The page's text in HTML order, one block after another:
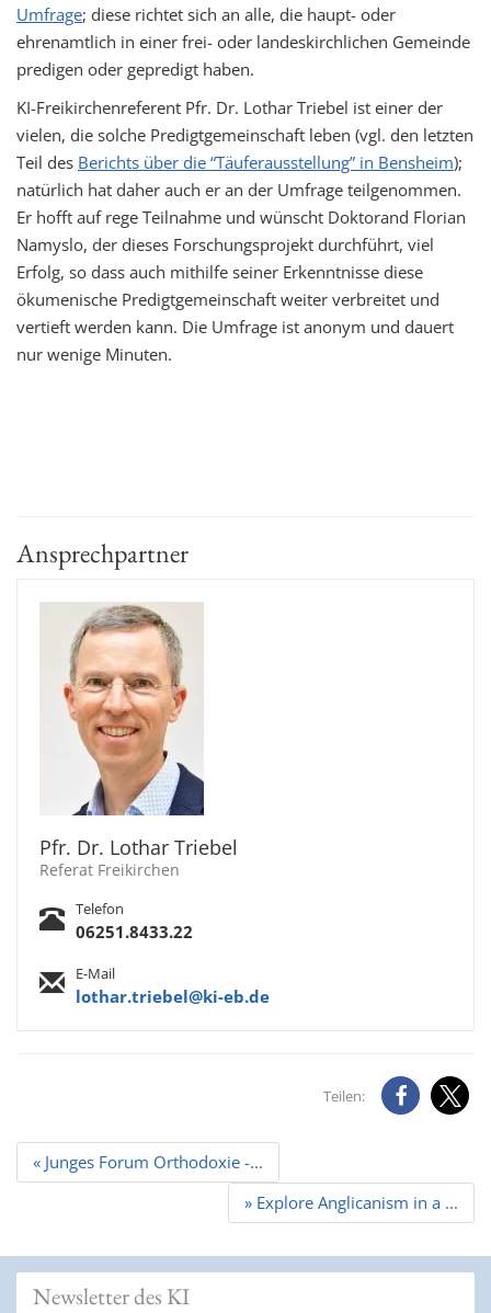
Umfrage; diese richtet sich an alle, die haupt- oder
ehrenamtlich in einer frei- oder landeskirchlichen Gemeinde
predigen oder gepredigt haben.
KI-Freikirchenreferent Pfr. Dr. Lothar Triebel ist einer der
vielen, die solche Predigtgemeinschaft leben (vgl. den letzten
Teil des Berichts über die “Täuferausstellung” in Bensheim);
natürlich hat daher auch er an der Umfrage teilgenommen.
Er hofft auf rege Teilnahme und wünscht Doktorand Florian
Namyslo, der dieses Forschungsprojekt durchführt, viel
Erfolg, so dass auch mithilfe seiner Erkenntnisse diese
ökumenische Predigtgemeinschaft weiter verbreitet und
vertieft werden kann. Die Umfrage ist anonym und dauert
nur wenige Minuten.
Ansprechpartner
Pfr. Dr. Lothar Triebel
Referat Freikirchen
Telefon
06251.8433.22
E-Mail
lothar.triebel@ki-eb.de
Teilen:
Beitrags
Navigation
« Junges Forum Orthodoxie -...
» Explore Anglicanism in a ...
Newsletter des KI